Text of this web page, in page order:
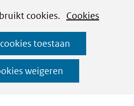
cookies. Cookies
toestaan
weigeren
Ga
naar
de
inhoud